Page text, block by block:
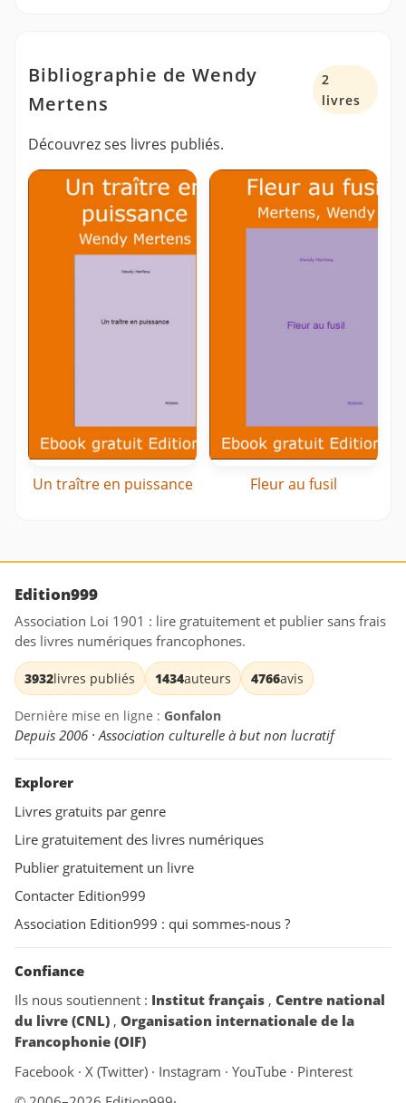
Bibliographie de Wendy
Mertens
2
livres
Découvrez ses livres publiés.
Un traître en puissance Fleur au fusil
Edition999
Association Loi 1901 : lire gratuitement et publier sans frais
des livres numériques francophones.
3932livres publiés 1434auteurs 4766avis
Dernière mise en ligne : Gonfalon
Depuis 2006 · Association culturelle à but non lucratif
Explorer
Livres gratuits par genre
Lire gratuitement des livres numériques
Publier gratuitement un livre
Contacter Edition999
Association Edition999 : qui sommes-nous ?
Confiance
Ils nous soutiennent : Institut français , Centre national
du livre (CNL) , Organisation internationale de la
Francophonie (OIF)
Facebook · X (Twitter) · Instagram · YouTube · Pinterest